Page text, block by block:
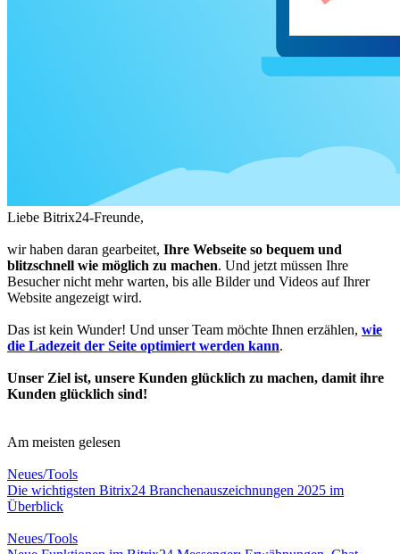
Liebe Bitrix24-Freunde,
wir haben daran gearbeitet, Ihre Webseite so bequem und
blitzschnell wie möglich zu machen. Und jetzt müssen Ihre
Besucher nicht mehr warten, bis alle Bilder und Videos auf Ihrer
Website angezeigt wird.
Das ist kein Wunder! Und unser Team möchte Ihnen erzählen, wie
die Ladezeit der Seite optimiert werden kann.
Unser Ziel ist, unsere Kunden glücklich zu machen, damit ihre
Kunden glücklich sind!
Am meisten gelesen
Neues/Tools
Die wichtigsten Bitrix24 Branchenauszeichnungen 2025 im
Überblick
Neues/Tools